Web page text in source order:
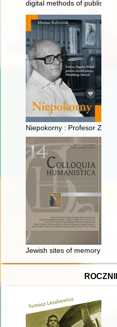
digital methods of
Niepokorny : Profesor
Jewish sites of memory in